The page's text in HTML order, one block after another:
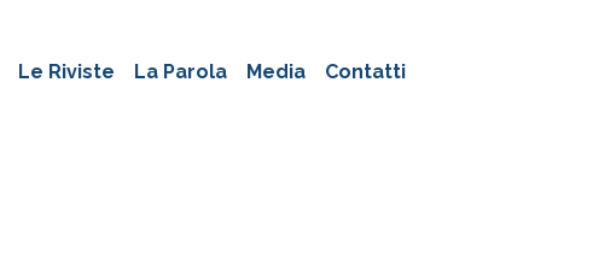
Le Riviste La Parola Media Contatti